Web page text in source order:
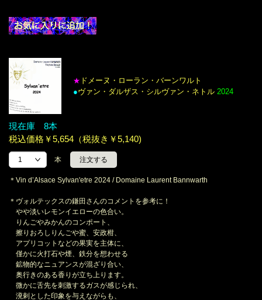
★ ドメーヌ・ローラン・バーンワルト
●ヴァン・ダルザス・シルヴァン・ネトル 2024
現在庫 8本
税込価格￥5,654（税抜き￥5,140)
本
＊Vin d’Alsace Sylvan'etre 2024 / Domaine Laurent Bannwarth
＊ヴォルテックスの鎌田さんのコメントを参考に！
やや淡いレモンイエローの色合い。
りんごやみかんのコンポート、
擦りおろしりんごや蜜、安政柑、
アプリコットなどの果実を主体に、
僅かに火打石や煙、鉄分を想わせる
鉱物的なニュアンスが混ざり合い、
奥行きのある香りが立ち上ります。
微かに舌先を刺激するガスが感じられ、
溌剌とした印象を与えながらも、